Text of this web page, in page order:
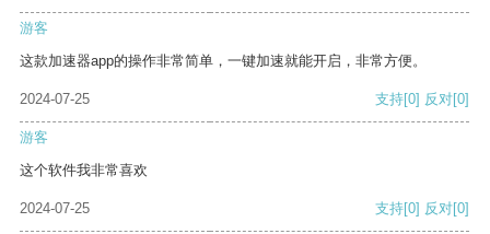
游客
这款加速器app的操作非常简单，一键加速就能开启，非常方便。
2024-07-25 支持[0] 反对[0]
游客
这个软件我非常喜欢
2024-07-25 支持[0] 反对[0]